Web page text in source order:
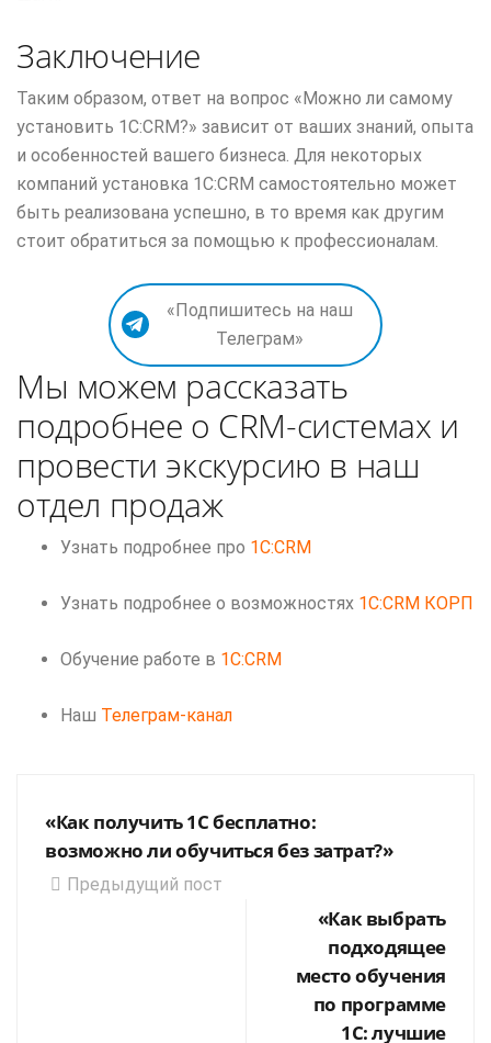
Заключение
Таким образом, ответ на вопрос «Можно ли самому
установить 1С:CRM?» зависит от ваших знаний, опыта
и особенностей вашего бизнеса. Для некоторых
компаний установка 1С:CRM самостоятельно может
быть реализована успешно, в то время как другим
стоит обратиться за помощью к профессионалам.
«Подпишитесь на наш
Телеграм»
Мы можем рассказать
подробнее о CRM-системах и
провести экскурсию в наш
отдел продаж
Узнать подробнее про 1C:CRM
Узнать подробнее о возможностях 1C:CRM КОРП
Обучение работе в 1C:CRM
Наш Телеграм-канал
«Как получить 1С бесплатно:
возможно ли обучиться без затрат?»
Предыдущий пост
«Как выбрать
подходящее
место обучения
по программе
1С: лучшие